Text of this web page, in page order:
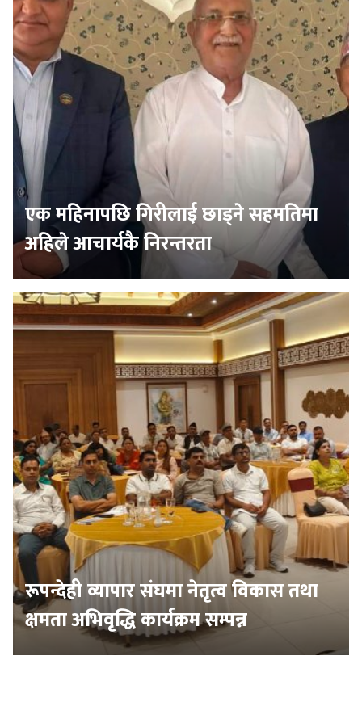
एक महिनापछि गिरीलाई छाड्ने सहमतिमा
अहिले आचार्यकै निरन्तरता
रूपन्देही व्यापार संघमा नेतृत्व विकास तथा
क्षमता अभिवृद्धि कार्यक्रम सम्पन्न